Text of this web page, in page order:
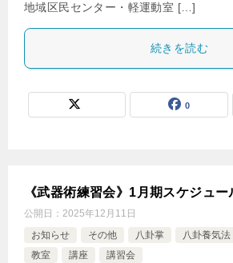
地域区民センター・軽運動室 […]
続きを読む
0
《武器術練習会》1月期スケジュー
公開日： 2025年12月11日
お知らせ
その他 八卦掌 八卦養気法
教室
講座 講習会